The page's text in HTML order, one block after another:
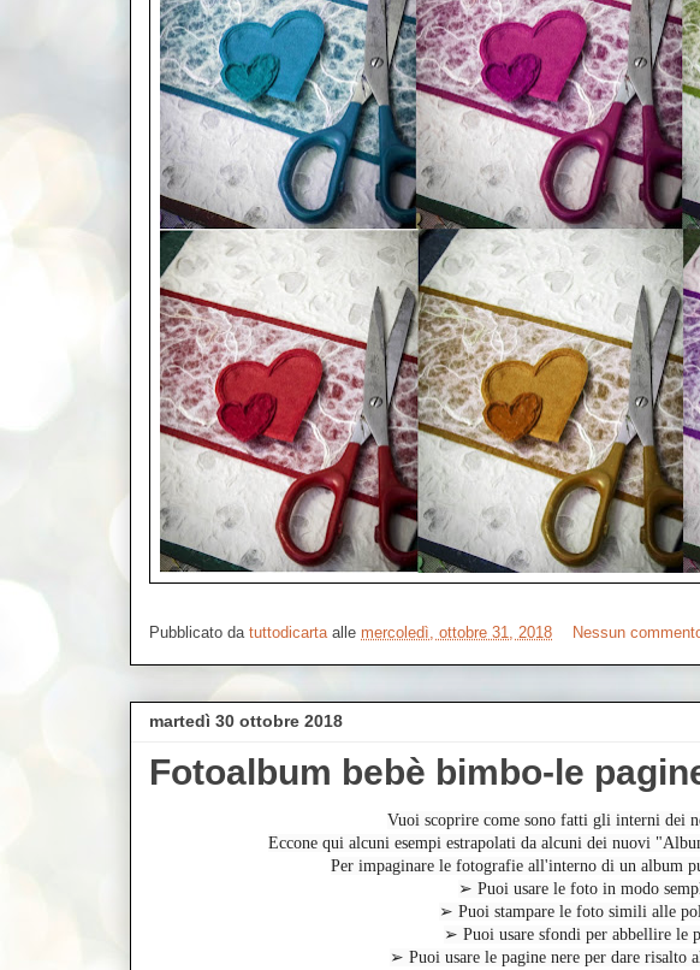
Pubblicato da tuttodicarta alle mercoledì, ottobre 31, 2018 Nessun
martedì 30 ottobre 2018
Fotoalbum bebè bimbo-le
Vuoi scoprire come sono fatti gli interni dei
Eccone qui alcuni esempi estrapolati da alcuni dei nuovi
Per impaginare le fotografie all'interno di un album
➢ Puoi usare le foto in modo
➢ Puoi stampare le foto simili alle
➢ Puoi usare sfondi per abbellire le
➢ Puoi usare le pagine nere per dare risalto